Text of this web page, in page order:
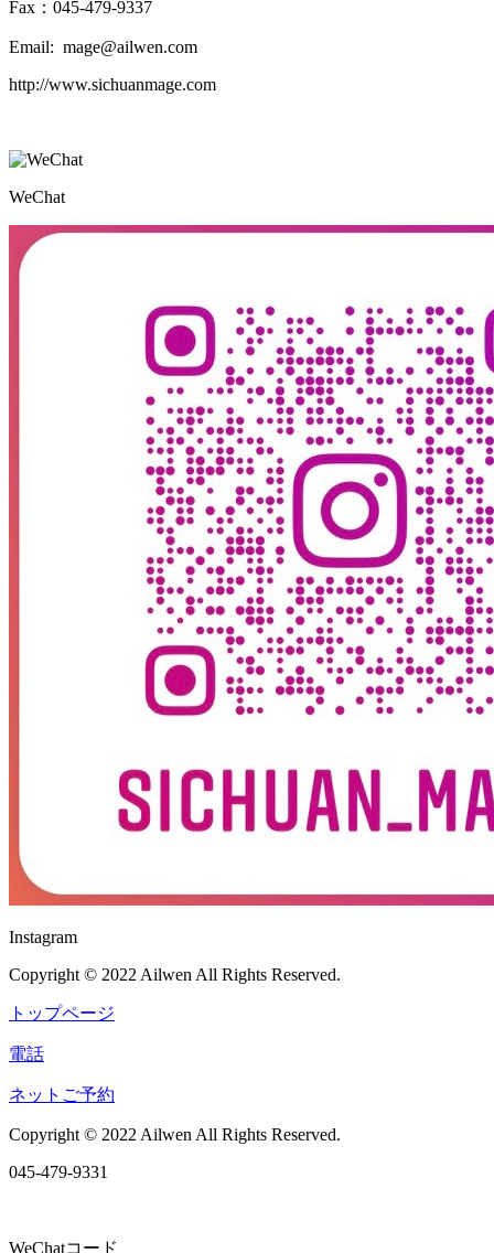
Fax：045-479-9337
Email: mage@ailwen.com
http://www.sichuanmage.com
WeChat
Instagram
Copyright © 2022 Ailwen All Rights Reserved.
トップページ
電話
ネットご予約
Copyright © 2022 Ailwen All Rights Reserved.
045-479-9331
WeChatコード